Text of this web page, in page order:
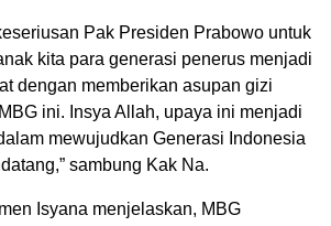
Pak Presiden Prabowo untuk
kita para generasi penerus menjadi
dengan memberikan asupan gizi
ini. Insya Allah, upaya ini menjadi
mewujudkan Generasi Indonesia
sambung Kak Na.
Isyana menjelaskan, MBG